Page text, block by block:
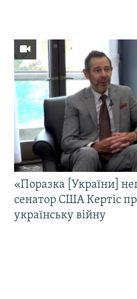
«Поразка [України]
сенатор США Кертіс
українську війну